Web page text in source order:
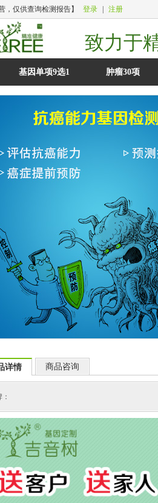
，仅供查询检测报告】 登录 注册
致力于
基因单项9选1 肿瘤30项
详情 商品咨询